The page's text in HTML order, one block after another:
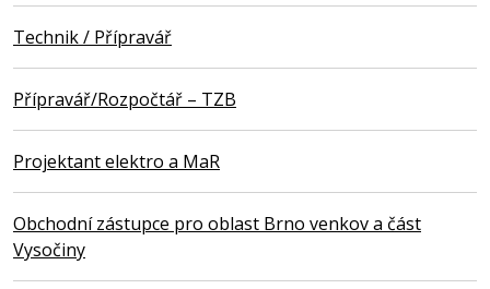
Technik / Přípravář
Přípravář/Rozpočtář – TZB
Projektant elektro a MaR
Obchodní zástupce pro oblast Brno venkov a část
Vysočiny